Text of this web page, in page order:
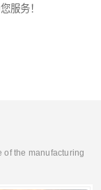
服务！
of the manufacturing